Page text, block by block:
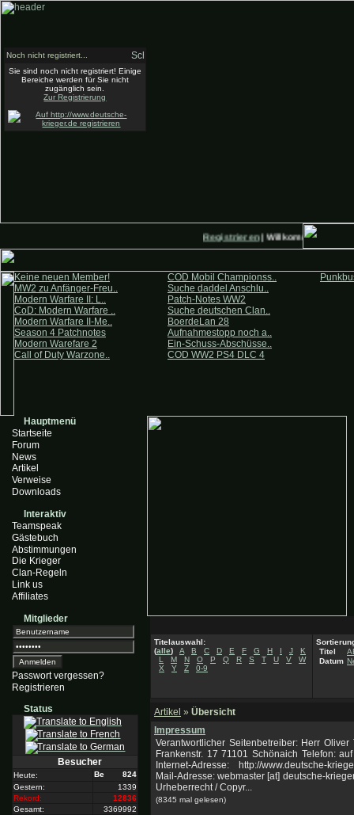
Registrieren| Willkommen auf
Keine neuen Member!
MW2 zu Anfänger-Freu..
Modern Warfare II: L..
CoD: Modern Warfare ..
Modern Warfare II-Me..
Season 4 Patchnotes
Modern Warefare 2
Call of Duty Warzone..
COD Mobil Championss..
Suche daddel Anschlu..
Patch-Notes WW2
Suche deutschen Clan..
BoerdeLan 28
Aufnahmestopp noch a..
Ein-Schuss-Abschüsse..
COD WW2 PS4 DLC 4
Hauptmenü
Startseite
Forum
News
Artikel
Verweise
Downloads
Interaktiv
Teamspeak
Gästebuch
Abstimmungen
Die Krieger
Clan-Regeln
Link us
Affiliates
Mitglieder
Passwort vergessen?
Registrieren
Status
Besucher
Heute:
824
Gestern:
1339
Rekord:
12836
Gesamt:
3369992
Titelauswahl:
(alle) A B C D E F G H I J
K
L
M N O P Q R S T U V
W
X
Y Z 0-9
Titel
Datum
Artikel » Übersicht
Impressum
Verantwortlicher Seitenbetreiber: Herr Oliver
Frankenstr. 17 71101 Schönaich Telefon:
Internet-Adresse: http://www.deutsche-
Mail-Adresse: webmaster [at] deutsche-
Urheberrecht / Copyr...
(8345 mal gelesen)
Noch nicht registriert...
Sie sind noch nicht registriert! Einige
Bereiche werden für Sie nicht
zugänglich sein.
Zur Registrierung